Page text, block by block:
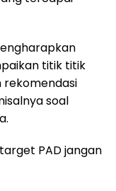
titik titik
rekomendasi
soal
PAD jangan